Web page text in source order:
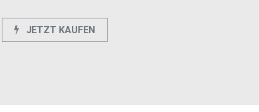
JETZT KAUFEN